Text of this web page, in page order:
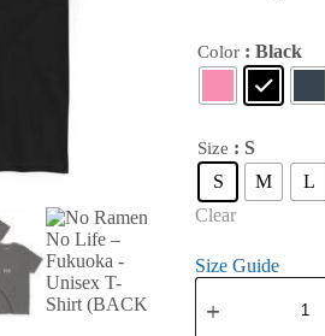
Color : Black
Size : S
S
M L
Clear
Size Guide
No
Ramen,